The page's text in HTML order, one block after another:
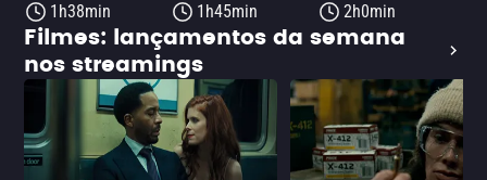
1h38min
1h45min
2h0min
Filmes: lançamentos da semana
nos streamings